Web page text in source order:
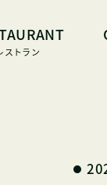
ストラン